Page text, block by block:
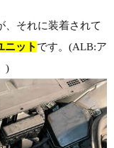
、それに装着されて
ニット です。(ALB:ア
)